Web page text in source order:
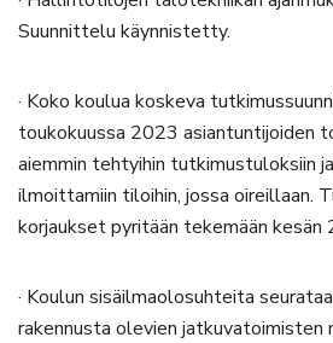
Suunnittelu käynnistetty.
· Koko koulua koskeva
toukokuussa 2023 asiantuntijoiden
aiemmin tehtyihin tutkimustuloksiin
ilmoittamiin tiloihin, jossa oireillaan.
korjaukset pyritään tekemään kesän
· Koulun sisäilmaolosuhteita
rakennusta olevien